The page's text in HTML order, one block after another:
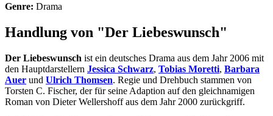
Genre: Drama
Handlung von "Der Liebeswunsch"
Der Liebeswunsch ist ein deutsches Drama aus dem Jahr 2006 mit
den Hauptdarstellern Jessica Schwarz, Tobias Moretti, Barbara
Auer und Ulrich Thomsen. Regie und Drehbuch stammen von
Torsten C. Fischer, der für seine Adaption auf den gleichnamigen
Roman von Dieter Wellershoff aus dem Jahr 2000 zurückgriff.